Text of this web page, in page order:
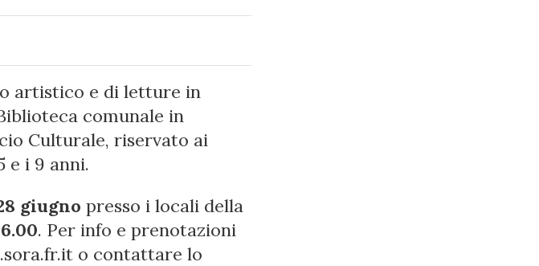
artistico e di letture in
comunale in
Culturale, riservato ai
e i 9 anni.
giugno presso i locali della
. Per info e prenotazioni
o contattare lo